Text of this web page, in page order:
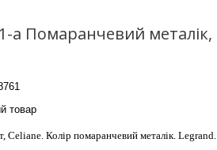
Deriy
а Помаранчевий металік,
товар
Celiane. Колір помаранчевий металік. Legrand.